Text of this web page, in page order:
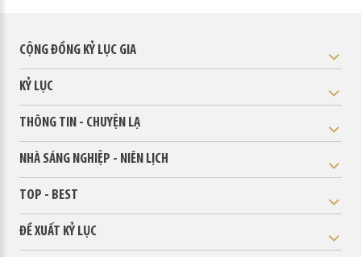
CỘNG ĐỒNG KỶ LỤC GIA
KỶ LỤC
THÔNG TIN - CHUYỆN LẠ
NHÀ SÁNG NGHIỆP - NIÊN LỊCH
TOP - BEST
ĐỀ XUẤT KỶ LỤC